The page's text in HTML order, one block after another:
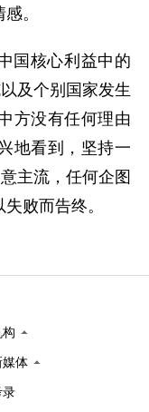
。
国核心利益中的
及个别国家发生
方没有任何理由
地看到，坚持一
主流，任何企图
败而告终。
体
录